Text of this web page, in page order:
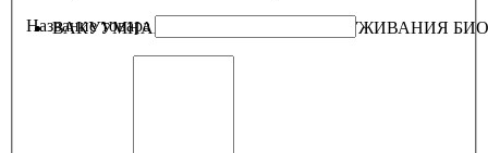
ВАКУУМНАЯ МАШИНА ДЛЯ ОБСЛУЖИВАНИЯ
Название товара